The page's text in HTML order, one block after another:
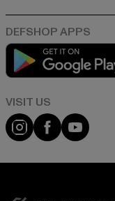
Visit ourVisit our
Visit